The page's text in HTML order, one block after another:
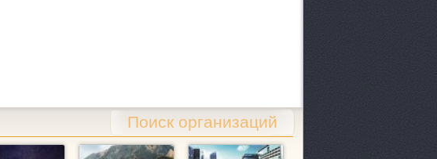
Поиск организаций